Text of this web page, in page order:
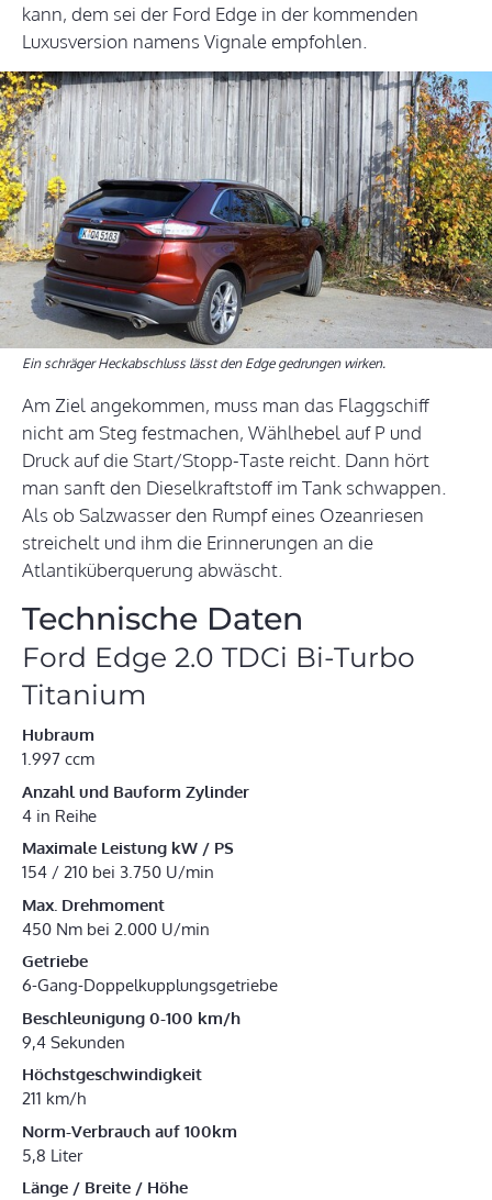
kann, dem sei der Ford Edge in der kommenden
Luxusversion namens Vignale empfohlen.
Ein schräger Heckabschluss lässt den Edge gedrungen wirken.
Am Ziel angekommen, muss man das Flaggschiff
nicht am Steg festmachen, Wählhebel auf P und
Druck auf die Start/Stopp-Taste reicht. Dann hört
man sanft den Dieselkraftstoff im Tank schwappen.
Als ob Salzwasser den Rumpf eines Ozeanriesen
streichelt und ihm die Erinnerungen an die
Atlantiküberquerung abwäscht.
Technische Daten
Ford Edge 2.0 TDCi Bi-Turbo
Titanium
Hubraum
1.997 ccm
Anzahl und Bauform Zylinder
4 in Reihe
Maximale Leistung kW / PS
154 / 210 bei 3.750 U/min
Max. Drehmoment
450 Nm bei 2.000 U/min
Getriebe
6-Gang-Doppelkupplungsgetriebe
Beschleunigung 0-100 km/h
9,4 Sekunden
Höchstgeschwindigkeit
211 km/h
Norm-Verbrauch auf 100km
5,8 Liter
Länge / Breite / Höhe